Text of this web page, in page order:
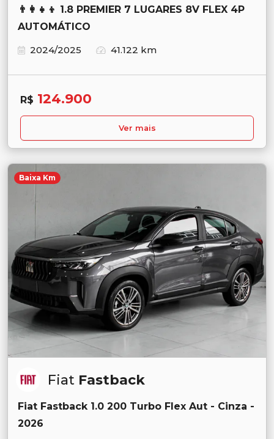
👨‍👩‍👧‍👦 1.8 PREMIER 7 LUGARES 8V FLEX 4P
AUTOMÁTICO
2024/2025
41.122 km
R$ 124.900
Ver mais
Baixa Km
Fiat Fastback
Fiat Fastback 1.0 200 Turbo Flex Aut - Cinza -
2026